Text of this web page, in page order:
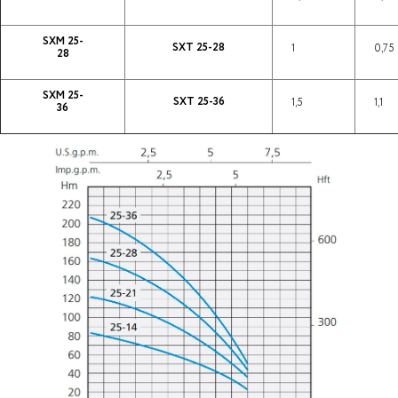
SXM 25-
28
SXT 25-28 1 0,75
SXM 25-
36
SXT 25-36 1,5 1,1